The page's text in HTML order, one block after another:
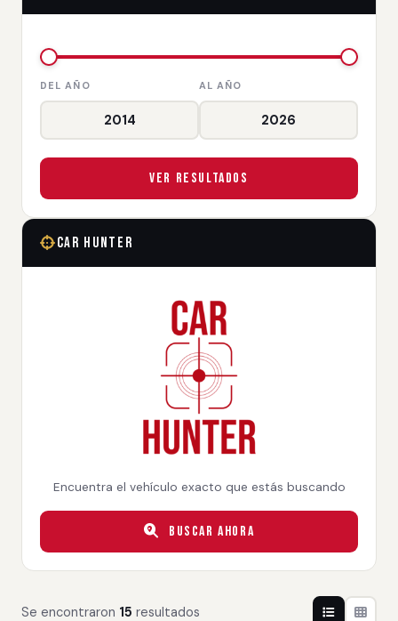
DEL AÑO AL AÑO
Ver Resultados
Car Hunter
Encuentra el vehículo exacto que estás buscando
Buscar Ahora
Se encontraron 15 resultados